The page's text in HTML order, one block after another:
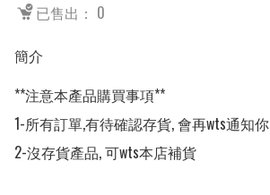
已售出： 0
簡介
**注意本產品購買事項**
1-所有訂單,有待確認存貨, 會再wts通知你
2-沒存貨產品, 可wts本店補貨